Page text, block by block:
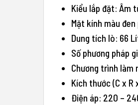
Kiểu lắp đặt: Âm
Mặt kính màu
Dung tích lò: 66
Số phương pháp
Chương trình làm
Kích thước (C x R
Điện áp: 220 –